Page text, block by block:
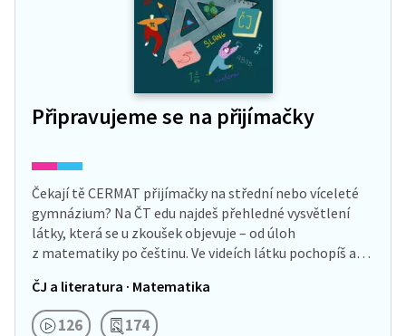
Připravujeme se na přijímačky
Čekají tě CERMAT přijímačky na střední nebo víceleté
gymnázium? Na ČT edu najdeš přehledné vysvětlení
látky, která se u zkoušek objevuje – od úloh
z matematiky po češtinu. Ve videích látku pochopíš a…
ČJ a literatura · Matematika
126 174